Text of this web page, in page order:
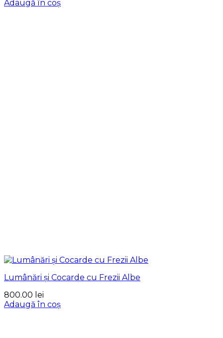
Adaugă în coș
Lumânări și Cocarde cu Frezii Albe
800.00 lei
Adaugă în coș